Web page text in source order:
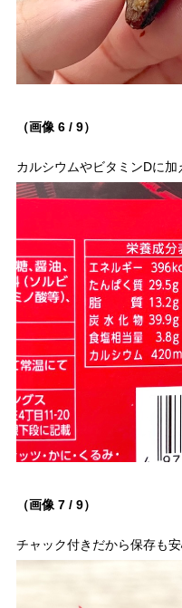
（画像 6 / 9）
カルシウムやビタミンDに加
（画像 7 / 9）
チャック付きだから保存も